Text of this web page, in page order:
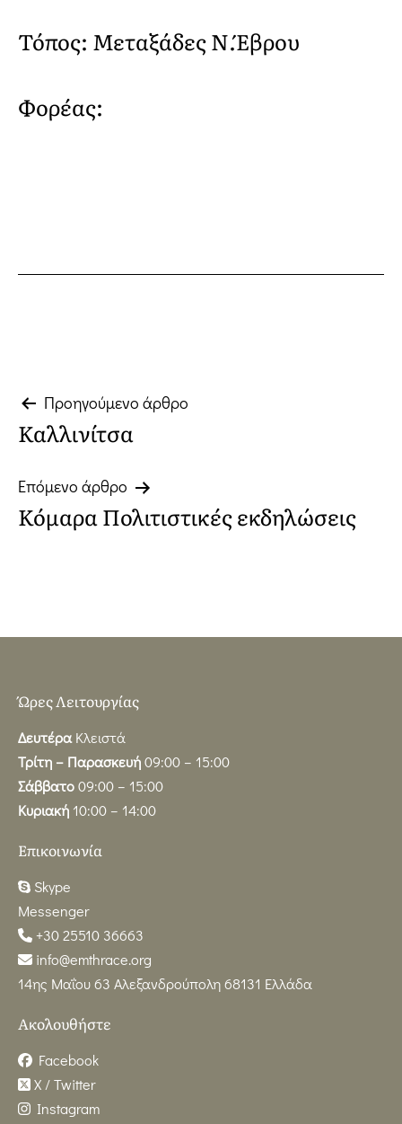
Τόπος: Μεταξάδες Ν.Έβρου
Φορέας:
Πλοήγηση
άρθρων
Προηγούμενο άρθρο
Καλλινίτσα
Επόμενο άρθρο
Κόμαρα Πολιτιστικές εκδηλώσεις
Ώρες Λειτουργίας
Δευτέρα Κλειστά
Τρίτη – Παρασκευή09:00 – 15:00
Σάββατο09:00 – 15:00
Κυριακή 10:00 – 14:00
Επικοινωνία
Skype
Messenger
+30 25510 36663
info@emthrace.org
14ης Μαΐου 63 Αλεξανδρούπολη 68131 Ελλάδα
Ακολουθήστε
Facebook
X / Twitter
Instagram